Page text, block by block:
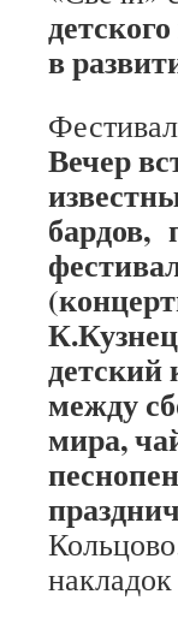
в
Вечер
бардов,
детский
между
мира,